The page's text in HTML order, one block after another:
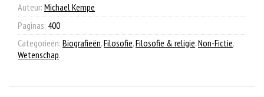
Auteur: Michael Kempe
Paginas: 400
Categorieën: Biografieën,Filosofie,Filosofie & religie,Non-Fictie,
Wetenschap.